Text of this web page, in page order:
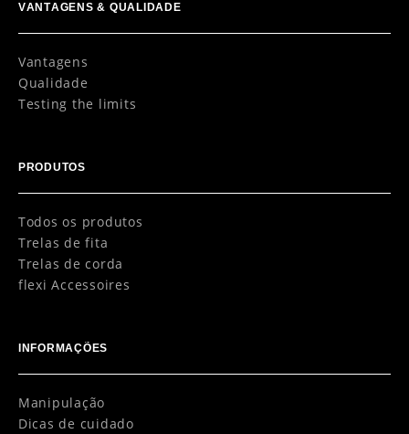
VANTAGENS & QUALIDADE
Vantagens
Qualidade
Testing the limits
PRODUTOS
Todos os produtos
Trelas de fita
Trelas de corda
flexi Accessoires
INFORMAÇÕES
Manipulação
Dicas de cuidado